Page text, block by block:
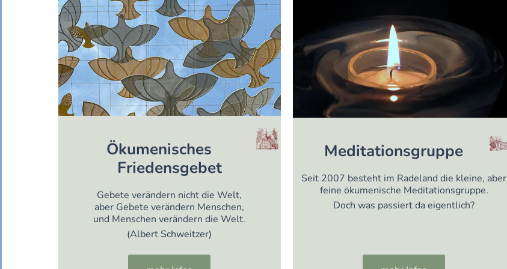
Ökumenisches
Friedensgebet
Gebete verändern nicht die Welt,
aber Gebete verändern Menschen,
und Menschen verändern die Welt.
(Albert Schweitzer)
Meditationsgruppe
Seit 2007 besteht im Radeland die kleine, aber
feine ökumenische Meditationsgruppe.
Doch was passiert da eigentlich?